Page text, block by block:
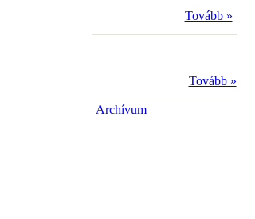
Tovább »
Tovább »
Archívum